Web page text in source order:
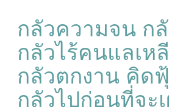
กลัวความจน ก
กลัวไร้คนแลเห
กลัวตกงาน คิด
กลัวไปก่อนที่จ